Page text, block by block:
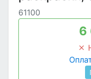
61100
6